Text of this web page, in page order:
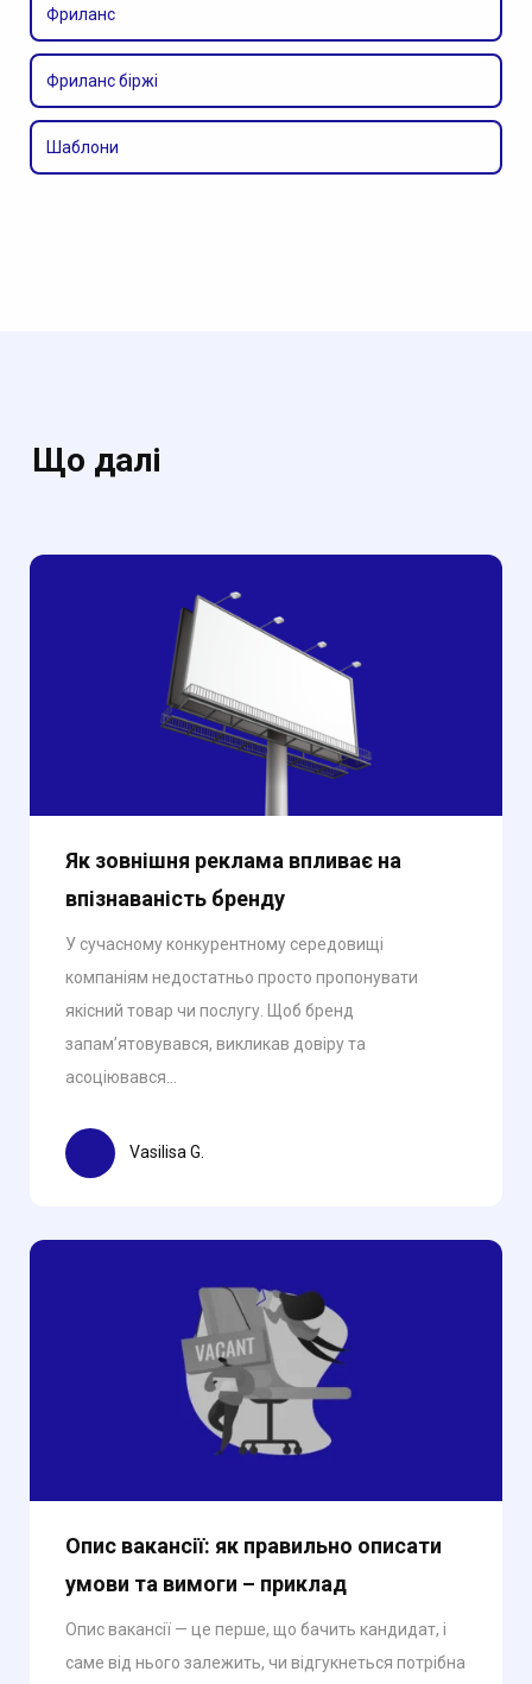
Фриланс
Фриланс біржі
Шаблони
Що далі
Як зовнішня реклама впливає на
впізнаваність бренду
У сучасному конкурентному середовищі
компаніям недостатньо просто пропонувати
якісний товар чи послугу. Щоб бренд
запам’ятовувався, викликав довіру та
асоціювався...
Vasilisa G.
Опис вакансії: як правильно описати
умови та вимоги – приклад
Опис вакансії — це перше, що бачить кандидат, і
саме від нього залежить, чи відгукнеться потрібна